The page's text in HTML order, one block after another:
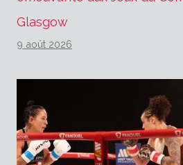
Glasgow
9 août 2026